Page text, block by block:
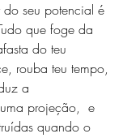
seu potencial é
que foge da
do teu
rouba teu tempo,
a
projeção,  e
quando o